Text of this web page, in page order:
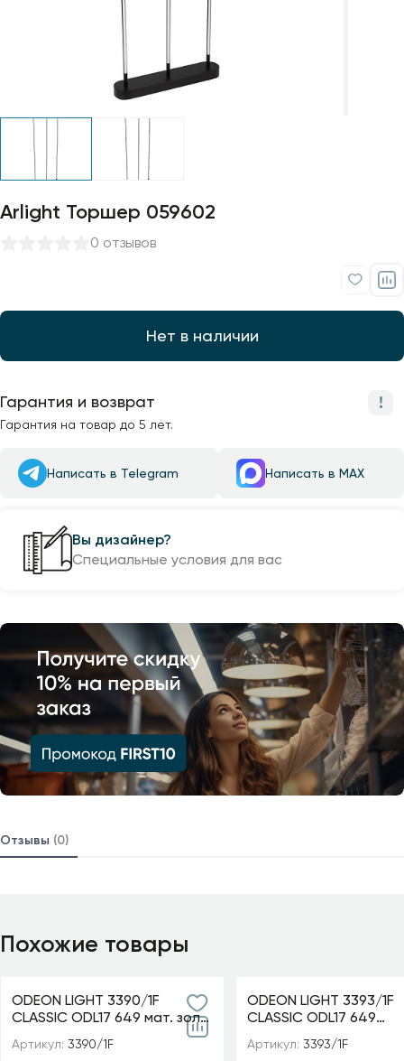
Arlight Торшер 059602
0 отзывов
Нет в наличии
Гарантия и возврат
Гарантия на товар до 5 лет.
Написать в Telegram Написать в MAX
Вы дизайнер?
Специальные условия для вас
Отзывы (0)
Похожие товары
ODEON LIGHT 3390/1F
CLASSIC ODL17 649 мат. зол/
абажур ткань/хрусталь
Торшер E14 40W 220V
Артикул: 3390/1F
ODEON LIGHT 3393/1F
CLASSIC ODL17 649
мат.золото/абажур
хрусталь Торшер E14
Артикул: 3393/1F
Профили для ленты